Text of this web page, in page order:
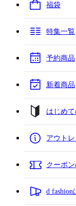
福袋
特集一覧
予約商品
新着商品
はじめ
アウト
クーポ
d